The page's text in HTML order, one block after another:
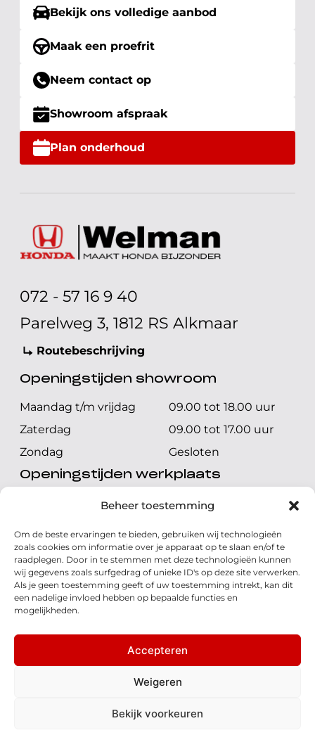
Beheer toestemming
Om de beste ervaringen te bieden, gebruiken wij technologieën
zoals cookies om informatie over je apparaat op te slaan en/of te
raadplegen. Door in te stemmen met deze technologieën kunnen
wij gegevens zoals surfgedrag of unieke ID's op deze site verwerken.
Als je geen toestemming geeft of uw toestemming intrekt, kan dit
een nadelige invloed hebben op bepaalde functies en
mogelijkheden.
Accepteren
Weigeren
Bekijk voorkeuren
Bekijk ons volledige aanbod
Maak een proefrit
Neem contact op
Showroom afspraak
Plan onderhoud
072 - 57 16 9 40
Parelweg 3, 1812 RS Alkmaar
Routebeschrijving
Openingstijden showroom
Maandag t/m vrijdag
09.00 tot 18.00 uur
Zaterdag
09.00 tot 17.00 uur
Zondag
Gesloten
Openingstijden werkplaats
Maandag t/m vrijdag
08.00 tot 17.00 uur
Zondag
Gesloten
Volg ons
© 2026 - Honda Welman
Algemene voorwaarden